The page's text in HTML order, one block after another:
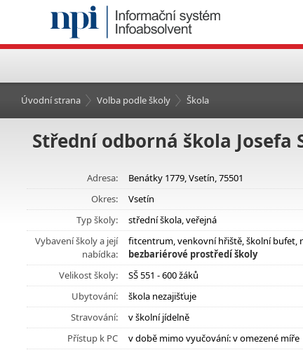
Úvodní strana Volba podle školy Škola
Střední odborná škola Josefa
Adresa:
Benátky 1779, Vsetín, 75501
Okres:
Vsetín
Typ školy:
střední škola, veřejná
Vybavení školy a její
nabídka:
fitcentrum, venkovní hřiště, školní bufet,
bezbariérové prostředí školy
Velikost školy:
SŠ 551 - 600 žáků
Ubytování:
škola nezajišťuje
Stravování:
v školní jídelně
Přístup k PC
v době mimo vyučování: v omezené míře